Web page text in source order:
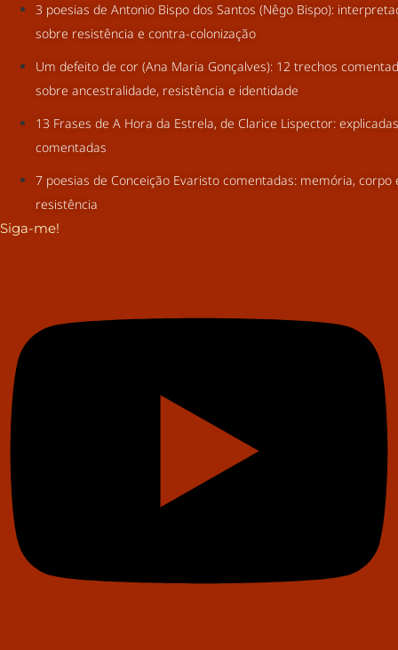
3 poesias de Antonio Bispo dos Santos (Nêgo Bispo):
sobre resistência e contra-colonização
Um defeito de cor (Ana Maria Gonçalves): 12 trechos
sobre ancestralidade, resistência e identidade
13 Frases de A Hora da Estrela, de Clarice Lispector:
comentadas
7 poesias de Conceição Evaristo comentadas: memória, corpo
resistência
Siga-me!